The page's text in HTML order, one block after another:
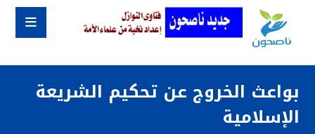
بواعث الخروج عن تحكيم الشريعة
الإسلامية